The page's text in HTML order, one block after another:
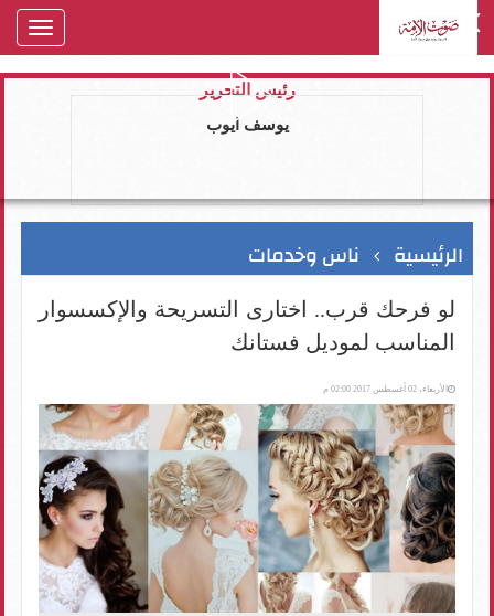
رئيس التحرير
يوسف ايوب
الرئيسية ناس وخدمات
لو فرحك قرب.. اختارى التسريحة والإكسسوار
المناسب لموديل فستانك
الأربعاء، 02 أغسطس 2017 02:00 م